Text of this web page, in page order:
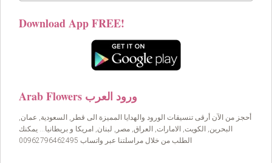
Download App FREE!
Arab Flowers ورود العرب
أحجز من الآن أرقى تنسيقات الورود والهدايا المميزة الى قطر, السعودية, عمان,
البحرين, الكويت, الامارات, العراق, مصر, لبنان, امريكا و بريطانيا… يمكنك
الطلب من خلال مراسلتنا عبر واتساب 00962796462495